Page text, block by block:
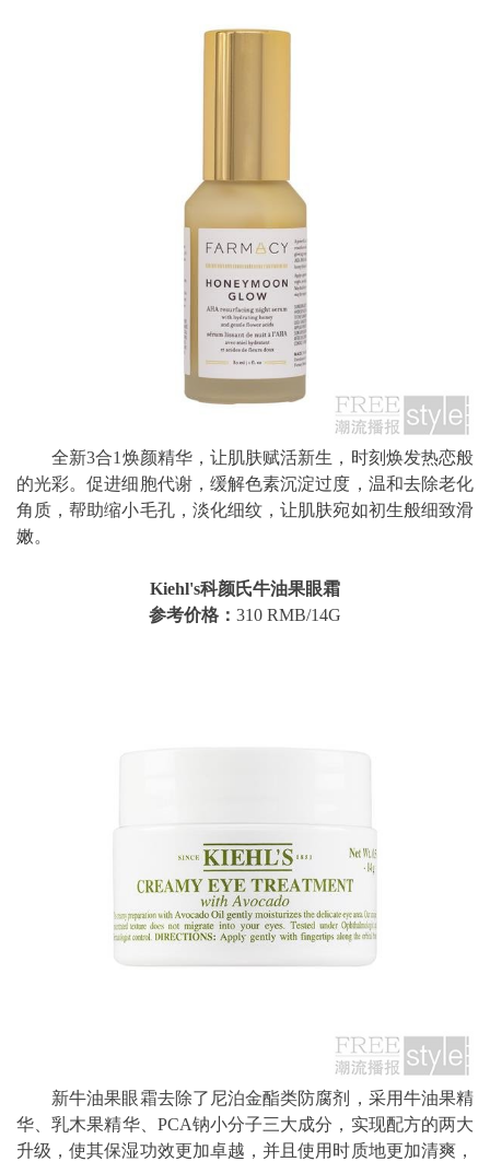
全新3合1焕颜精华，让肌肤赋活新生，时刻焕发热恋般
的光彩。促进细胞代谢，缓解色素沉淀过度，温和去除老化
角质，帮助缩小毛孔，淡化细纹，让肌肤宛如初生般细致滑
嫩。
Kiehl's科颜氏牛油果眼霜
参考价格： 310 RMB/14G
新牛油果眼霜去除了尼泊金酯类防腐剂，采用牛油果精
华、乳木果精华、PCA钠小分子三大成分，实现配方的两大
升级，使其保湿功效更加卓越，并且使用时质地更加清爽，